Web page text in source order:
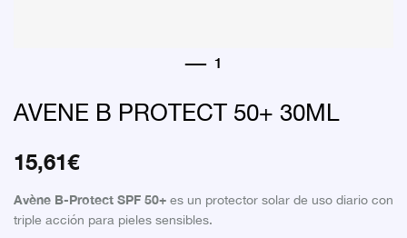
AVENE B PROTECT 50+ 30ML
15,61€
Avène B-Protect SPF 50+es un protector solar de uso diario con
triple acción para pieles sensibles.